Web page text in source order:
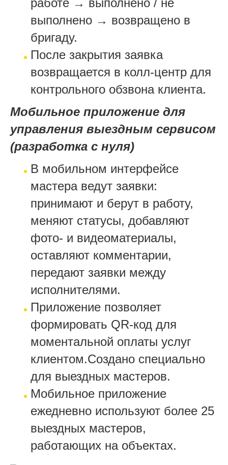
выполнено → возвращено в
бригаду.
После закрытия заявка
возвращается в колл-центр для
контрольного обзвона клиента.
Мобильное приложение для
управления выездным сервисом
(разработка с нуля)
В мобильном интерфейсе
мастера ведут заявки:
принимают и берут в работу,
меняют статусы, добавляют
фото‑ и видеоматериалы,
оставляют комментарии,
передают заявки между
исполнителями.
Приложение позволяет
формировать QR‑код для
моментальной оплаты услуг
клиентом.Создано специально
для выездных мастеров.
Мобильное приложение
ежедневно используют более 25
выездных мастеров,
работающих на объектах.